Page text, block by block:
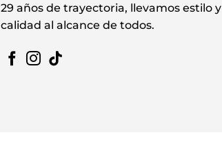
29 años de trayectoria, llevamos estilo y
calidad al alcance de todos.